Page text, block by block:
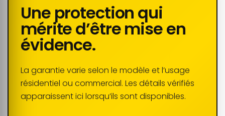
Une protection qui
mérite d’être mise en
évidence.
La garantie varie selon le modèle et l’usage
résidentiel ou commercial. Les détails vérifiés
apparaissent ici lorsqu’ils sont disponibles.